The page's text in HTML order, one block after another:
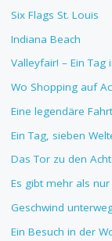
Six Flags St. Louis
Indiana Beach
Valleyfair! – Ein
Wo Shopping auf
Eine legendäre Fahrt
Ein Tag, sieben
Das Tor zu den
Es gibt mehr als
Geschwind
Ein Besuch in der